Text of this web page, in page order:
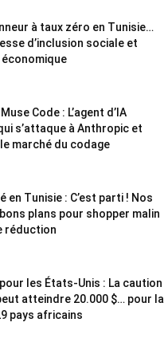
à taux zéro en Tunisie…
d’inclusion sociale et
Code : L’agent d’IA
s’attaque à Anthropic et
marché du codage
en Tunisie : C’est parti ! Nos
plans pour shopper malin
réduction
les États-Unis : La caution
atteindre 20.000 $… pour la
pays africains